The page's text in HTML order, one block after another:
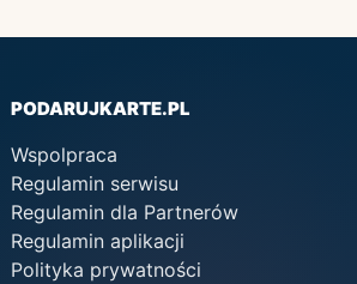
PODARUJKARTE.PL
Wspolpraca
Regulamin serwisu
Regulamin dla Partnerów
Regulamin aplikacji
Polityka prywatności